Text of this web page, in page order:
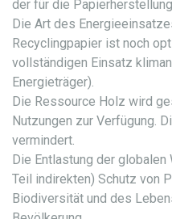
der für die
Die Art des
Recyclingpapier ist noch
vollständigen Einsatz
Energieträger).
Die Ressource Holz wird
Nutzungen zur Verfügung.
vermindert.
Die Entlastung der
Teil indirekten) Schutz von
Biodiversität und des